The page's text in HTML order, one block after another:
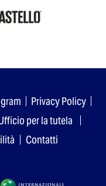
Privacy Policy
per la tutela
Contatti